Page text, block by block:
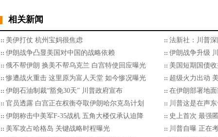
相关新闻
美伊打仗 杭州宝妈很焦虑
法新社：川普
伊朗战争凸显美国对中国的战略依赖
伊朗战争升级
俄不帮伊朗 换美不帮乌克兰 白宫特使回应曝光
美国短期国债
惨遭战火重击 这里原为富人天堂 如今惨况曝光
超级火力出动
伊朗石油制裁“豁免30天” 川普政府宣布
在伊朗部署地
官员透露 白宫正在权衡夺取伊朗哈尔克岛计划
川普这是在声
伊朗称击中美军F-35战机 五角大楼仅承认迫降
史上首次 最强
美军攻占哈格岛 关键战略时程曝光
川普自曝 正在